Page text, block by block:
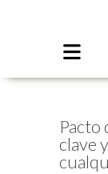
Pacto
clave